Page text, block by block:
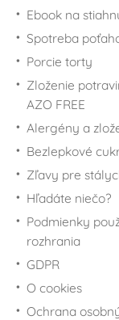
Ebook na
Spotreba
Porcie torty
Zloženie
AZO FREE
Alergény a
Bezlepkové
Zľavy pre
Hľadáte niečo?
Podmienky
rozhrania
GDPR
O cookies
Ochrana